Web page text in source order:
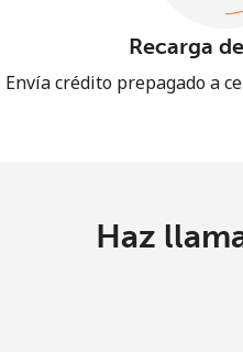
Recarga
Envía crédito prepagado a
Haz